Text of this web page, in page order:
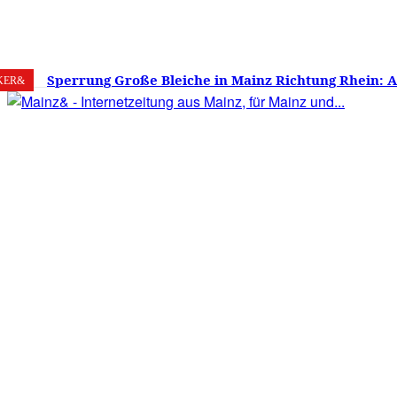
8. August 2026 16.7 Mainz
Sperrung Große Bleiche in Mainz Richtung Rhein:
verwirrt, Mainzer stinksauer – Haben die Mainzer